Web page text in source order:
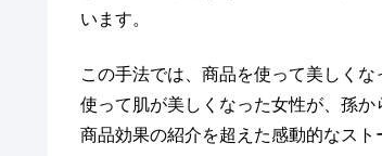
います。
この手法では、商品を使って美しく
使って肌が美しくなった女性が、孫
商品効果の紹介を超えた感動的なスト